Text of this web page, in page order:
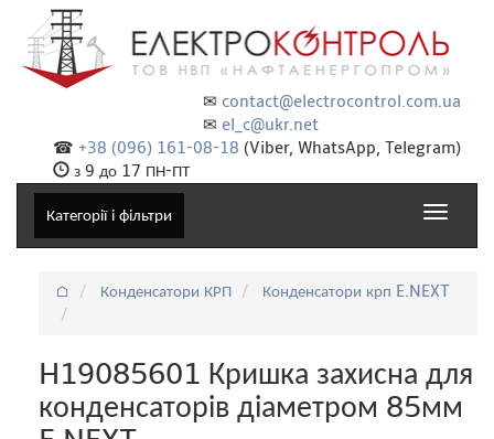
✉ contact@electrocontrol.com.ua
✉ el_c@ukr.net
☎ +38 (096) 161-08-18 (Viber, WhatsApp, Telegram)
з 9 до 17 ПН-ПТ
Категорії і фільтри
Toggle
⌂ Конденсатори КРП Конденсатори крп E.NEXT
H19085601 Кришка захисна для
конденсаторів діаметром 85мм